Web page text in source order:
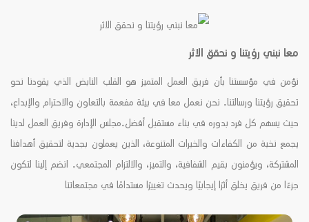
معا نبني رؤيتنا و نحقق الاثر
نؤمن في مؤسستنا بأن فريق العمل المتميز هو القلب النابض الذي يقودنا نحو
تحقيق رؤيتنا ورسالتنا. نحن نعمل معا في بيئة مفعمة بالتعاون والاحترام والإبداع،
حيث يسهم كل فرد بدوره في بناء مستقبل أفضل.مجلس الإدارة وفريق العمل لدينا
يجمع نخبة من الكفاءات والخبرات المتنوعة، الذين يعملون بجدية لتحقيق أهدافنا
المشتركة، ويؤمنون بقيم الشفافية، والتميز، والالتزام المجتمعي. انضم إلينا لتكون
جزءًا من فريق يخلق أثرًا إيجابيًا ويحدث تغييرًا مستدامًا في مجتمعاتنا